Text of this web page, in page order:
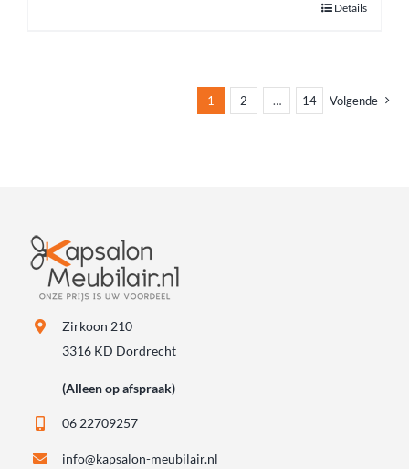
Details
1 2 … 14 Volgende
Zirkoon 210
3316 KD Dordrecht
(Alleen op afspraak)
06 22709257
info@kapsalon-meubilair.nl